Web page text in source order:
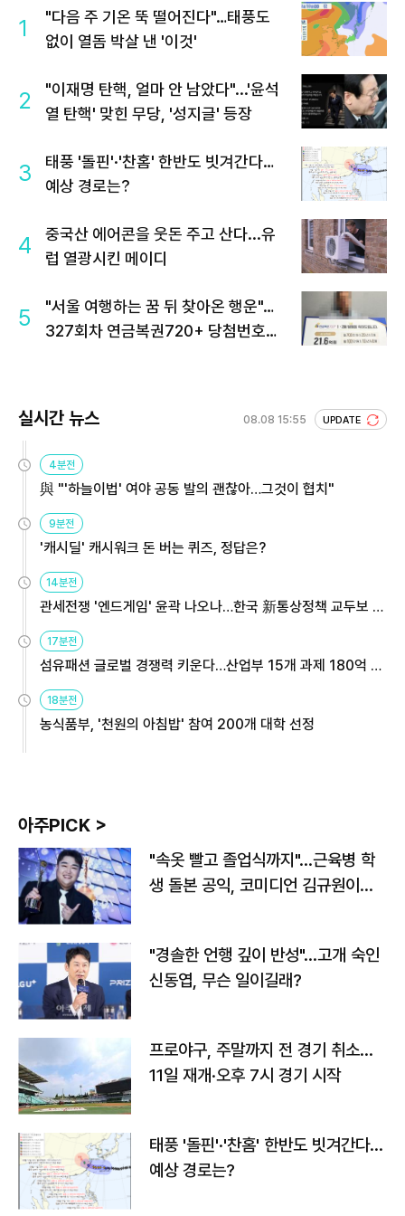
1
"다음 주 기온 뚝 떨어진다"…태풍도
없이 열돔 박살 낸 '이것'
2
"이재명 탄핵, 얼마 안 남았다"...'윤석
열 탄핵' 맞힌 무당, '성지글' 등장
3
태풍 '돌핀'·'찬홈' 한반도 빗겨간다…
예상 경로는?
4
중국산 에어콘을 웃돈 주고 산다...유
럽 열광시킨 메이디
5
"서울 여행하는 꿈 뒤 찾아온 행운"…
327회차 연금복권720+ 당첨번호조
실시간 뉴스 08.08 15:55 UPDATE
4분전
與 "'하늘이법' 여야 공동 발의 괜찮아…그것이 협치"
9분전
'캐시딜' 캐시워크 돈 버는 퀴즈, 정답은?
14분전
관세전쟁 '엔드게임' 윤곽 나오나…한국 新통상정책 교두보 활
17분전
섬유패션 글로벌 경쟁력 키운다…산업부 15개 과제 180억 지
18분전
농식품부, '천원의 아침밥' 참여 200개 대학 선정
아주PICK >
"속옷 빨고 졸업식까지"…근육병 학
생 돌본 공익, 코미디언 김규원이었
"경솔한 언행 깊이 반성"…고개 숙인
신동엽, 무슨 일이길래?
프로야구, 주말까지 전 경기 취소…
11일 재개·오후 7시 경기 시작
태풍 '돌핀'·'찬홈' 한반도 빗겨간다…
예상 경로는?